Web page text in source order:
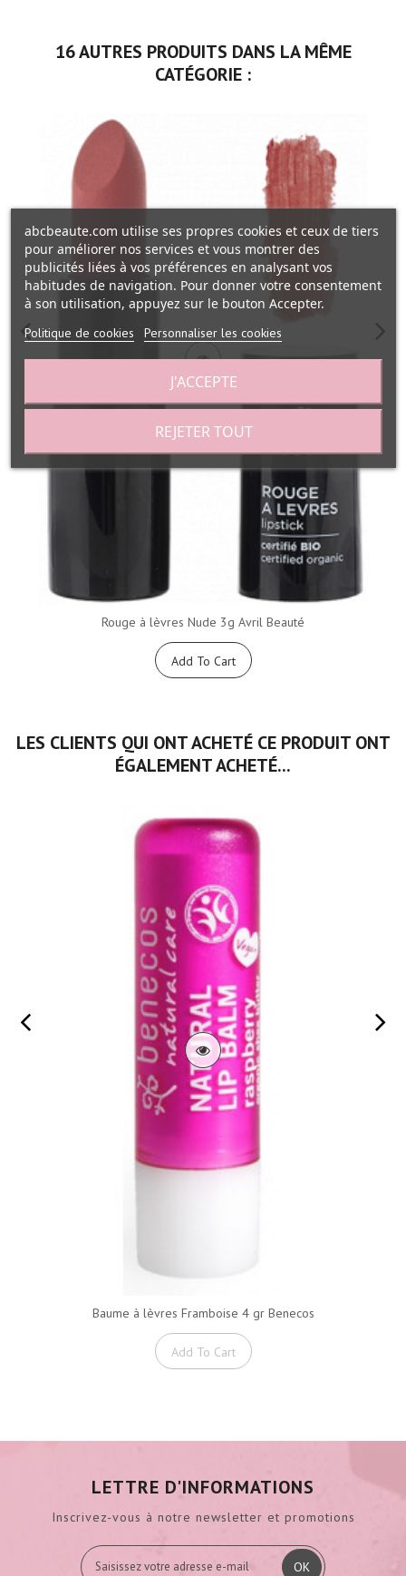
16 AUTRES PRODUITS DANS LA MÊME
CATÉGORIE :
Rouge à lèvres Nude 3g Avril Beauté
Add To Cart
LES CLIENTS QUI ONT ACHETÉ CE PRODUIT ONT
ÉGALEMENT ACHETÉ...
Baume à lèvres Framboise 4 gr Benecos
Add To Cart
LETTRE D'INFORMATIONS
Inscrivez-vous à notre newsletter et promotions
OK
abcbeaute.com utilise ses propres cookies et ceux de tiers
pour améliorer nos services et vous montrer des
publicités liées à vos préférences en analysant vos
habitudes de navigation. Pour donner votre consentement
à son utilisation, appuyez sur le bouton Accepter.
Politique de cookies Personnaliser les cookies
REJETER TOUT
J'ACCEPTE